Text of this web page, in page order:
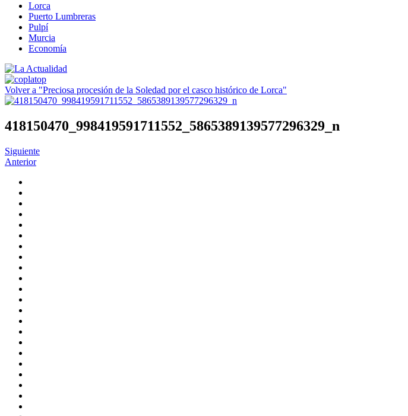
Lorca
Puerto Lumbreras
Pulpí
Murcia
Economía
Volver a "Preciosa procesión de la Soledad por el casco histórico de Lorca"
418150470_998419591711552_5865389139577296329_n
Siguiente
Anterior